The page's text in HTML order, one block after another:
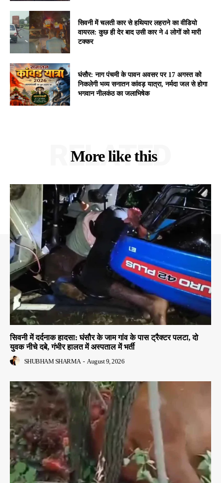
सिवनी में चलती कार से हथियार लहराने का वीडियो
वायरल: कुछ ही देर बाद उसी कार ने 4 लोगों को मारी
टक्कर
घंसौर: नाग पंचमी के पावन अवसर पर 17 अगस्त को
निकलेगी भव्य सनातन कांवड़ यात्रा, नर्मदा जल से होगा
भगवान नीलकंठ का जलाभिषेक
More like this
RELATED
सिवनी में दर्दनाक हादसा: घंसौर के जाम गांव के पास ट्रैक्टर पलटा, दो
युवक नीचे दबे, गंभीर हालत में अस्पताल में भर्ती
SHUBHAM SHARMA - August 9, 2026